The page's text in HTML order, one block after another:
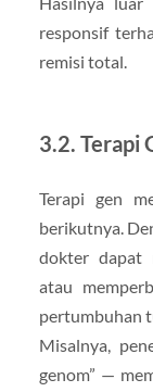
responsif
remisi total.
3.2. Terapi
Terapi gen
berikutnya.
dokter dapat
atau
pertumbuhan
Misalnya,
genom” —